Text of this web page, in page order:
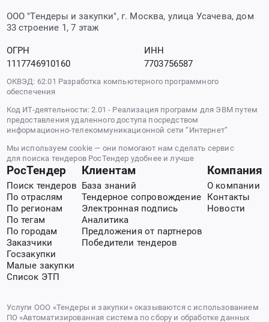
ООО "Тендеры и закупки", г. Москва, улица Усачева, дом
33 строение 1, 7 этаж
ОГРН
1117746910160
ИНН
7703756587
ОКВЭД: 62.01 Разработка компьютерного программного
обеспечения
Код ИТ-деятельности: 2.01 - Реализация программ для ЭВМ путем
предоставления удаленного доступа посредством
информационно-телекоммуникационной сети “Интернет”
Мы используем cookie — они помогают нам сделать сервис
для поиска тендеров РосТендер удобнее и лучше
РосТендер
Поиск тендеров
По отраслям
По регионам
По тегам
По городам
Заказчики
Госзакупки
Малые закупки
Список ЭТП
Клиентам
База знаний
Тендерное сопровождение
Электронная подпись
Аналитика
Предложения от партнеров
Победители тендеров
Компания
О компании
Контакты
Новости
Услуги ООО «Тендеры и закупки» оказываются с использованием
ПО «Автоматизированная система по сбору и обработке данных